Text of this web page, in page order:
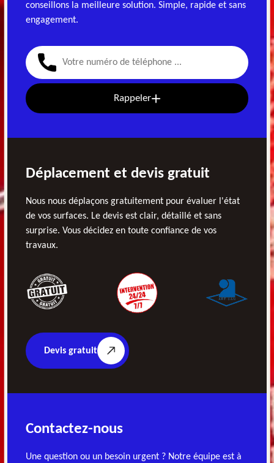
conseillons la meilleure solution. Simple, rapide et sans
engagement.
Rappeler
Déplacement et devis gratuit
Nous nous déplaçons gratuitement pour évaluer l'état
de vos surfaces. Le devis est clair, détaillé et sans
surprise. Vous décidez en toute confiance de vos
travaux.
Devis gratuit
Contactez-nous
Une question ou un besoin urgent ? Notre équipe est à